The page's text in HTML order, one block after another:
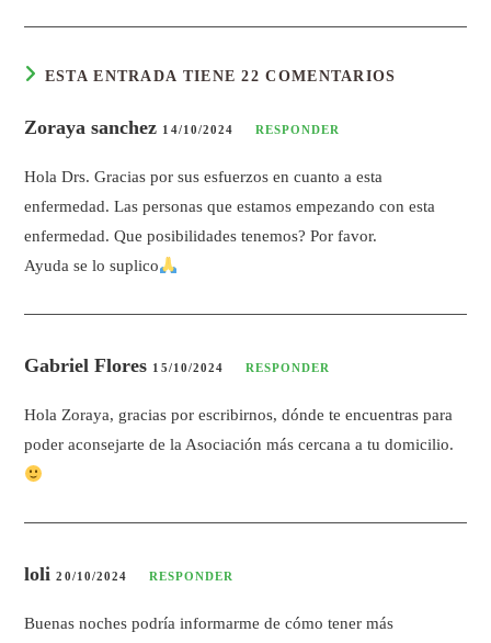
ESTA ENTRADA TIENE 22 COMENTARIOS
Zoraya sanchez 14/10/2024 RESPONDER
Hola Drs. Gracias por sus esfuerzos en cuanto a esta
enfermedad. Las personas que estamos empezando con esta
enfermedad. Que posibilidades tenemos? Por favor.
Ayuda se lo suplico
Gabriel Flores 15/10/2024 RESPONDER
Hola Zoraya, gracias por escribirnos, dónde te encuentras para
poder aconsejarte de la Asociación más cercana a tu domicilio.
loli20/10/2024 RESPONDER
Buenas noches podría informarme de cómo tener más